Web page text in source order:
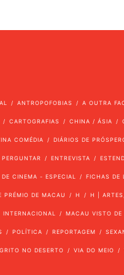
ANTROPOFOBIAS A OUTRA
CARTOGRAFIAS CHINA / ÁSIA
COMÉDIA DIÁRIOS DE
ENTREVISTA
CINEMA - ESPECIAL FICHAS DE
PRÉMIO DE MACAU H H |
INTERNACIONAL MACAU VISTO DE
POLÍTICA REPORTAGEM
NO DESERTO VIA DO MEIO